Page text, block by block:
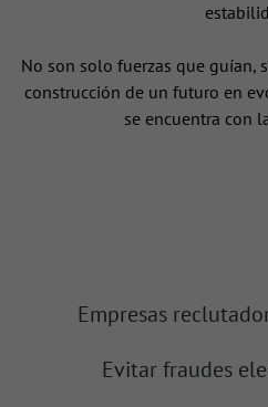
No son solo fuerzas que guían,
construcción de un futuro en
se encuentra con
Empresas
Evitar fraudes